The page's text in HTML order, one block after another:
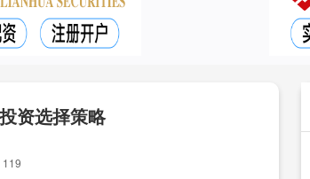
资选择策略
119